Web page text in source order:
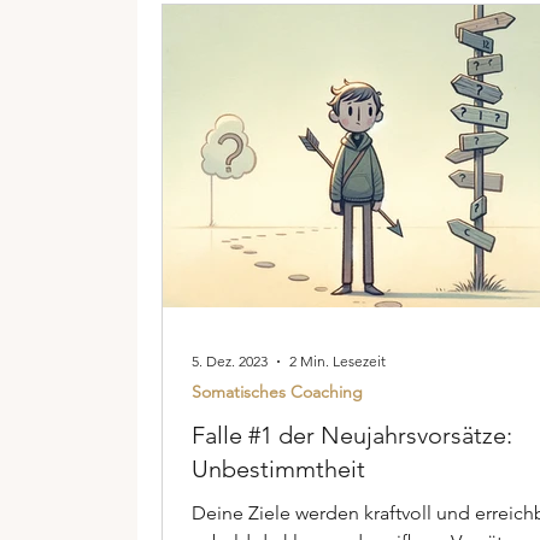
Falle #1 der Neujahrsvorsätze:
Unbestimmtheit
Deine Ziele werden kraftvoll und
Somatisches Coaching
5. Dez. 2023 2 Min. Lesezeit